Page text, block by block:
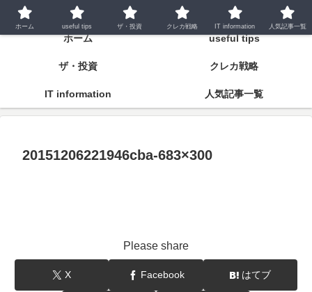
潤いとゆとりの明日をつくるために
ホーム useful tips
ザ・投資 クレカ戦略
IT information 人気記事一覧
20151206221946cba-683×300
Please share
X Facebook はてブ
ホーム useful tips ザ・投資 クレカ戦略 IT information 人気記事一覧